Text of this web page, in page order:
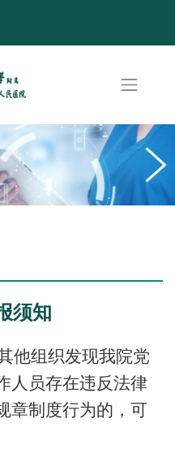
须知
他组织发现我院党
人员存在违反法律
章制度行为的，可